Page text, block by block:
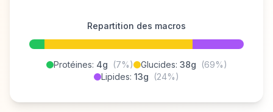
Repartition des macros
Protéines: 4g (7%) Glucides: 38g
(69%)
Lipides: 13g (24%)